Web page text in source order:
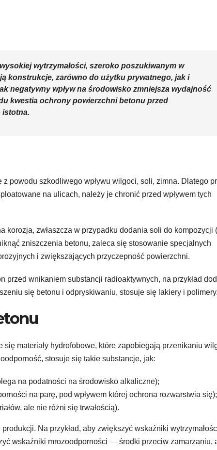
wytrzymałości, szeroko poszukiwanym w
konstrukcje, zarówno do użytku prywatnego, jak i
negatywny wpływ na środowisko zmniejsza wydajność
kwestia ochrony powierzchni betonu przed
istotna.
powodu szkodliwego wpływu wilgoci, soli, zimna. Dlatego
na ulicach, należy je chronić przed wpływem tych
zwłaszcza w przypadku dodania soli do kompozycji
zniszczenia betonu, zaleca się stosowanie specjalnych
i zwiększających przyczepność powierzchni.
przed wnikaniem substancji radioaktywnych, na przykład
się betonu i odpryskiwaniu, stosuje się lakiery i
materiały hydrofobowe, które zapobiegają przenikaniu
stosuje się takie substancje, jak:
na podatności na środowisko alkaliczne);
na parę, pod wpływem której ochrona rozwarstwia się);
ale nie różni się trwałością).
Na przykład, aby zwiększyć wskaźniki
wskaźniki mrozoodporności — środki przeciw zamarzaniu,